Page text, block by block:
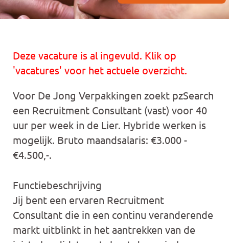
Deze vacature is al ingevuld. Klik op
'vacatures' voor het actuele overzicht.
Voor De Jong Verpakkingen zoekt pzSearch
een Recruitment Consultant (vast) voor 40
uur per week in de Lier. Hybride werken is
mogelijk. Bruto maandsalaris: €3.000 -
€4.500,-.
Functiebeschrijving
Jij bent een ervaren Recruitment
Consultant die in een continu veranderende
markt uitblinkt in het aantrekken van de